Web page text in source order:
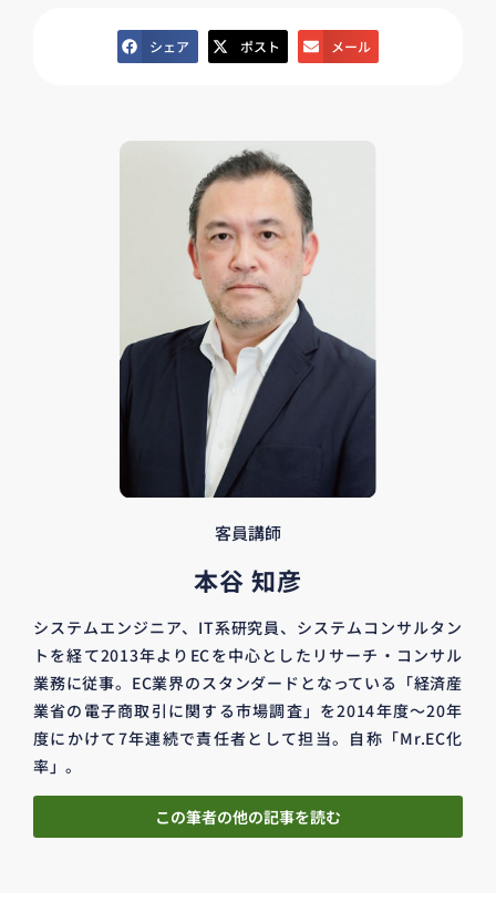
シェア ポスト メール
客員講師
本谷 知彦
システムエンジニア、IT系研究員、システムコンサルタン
トを経て2013年よりECを中心としたリサーチ・コンサル
業務に従事。EC業界のスタンダードとなっている「経済産
業省の電子商取引に関する市場調査」を2014年度～20年
度にかけて7年連続で責任者として担当。自称「Mr.EC化
率」。
この筆者の他の記事を読む